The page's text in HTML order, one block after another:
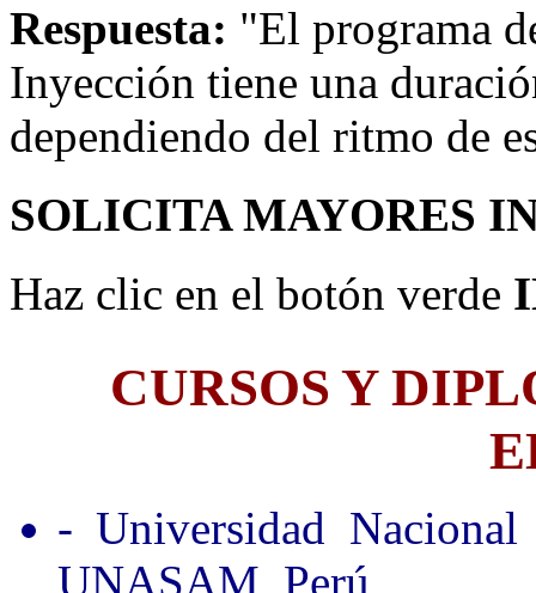
Respuesta: "El programa
Inyección tiene una
dependiendo del ritmo de
SOLICITA MAYORES
Haz clic en el botón verde
CURSOS Y
- Universidad
UNASAM, Perú